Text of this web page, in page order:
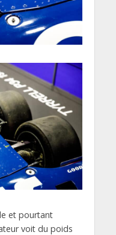
et pourtant
voit du poids